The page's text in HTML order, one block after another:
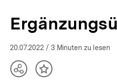
bpb.de
20.07.2022 / 3 Minuten zu lesen
TeilenInhalt